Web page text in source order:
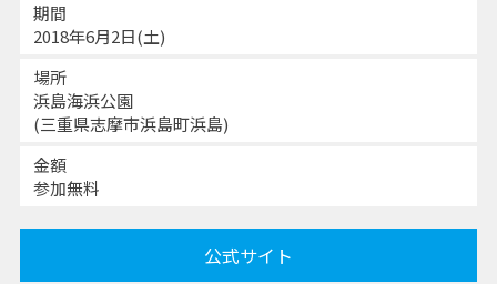
期間
2018年6月2日(土)
場所
浜島海浜公園
(三重県志摩市浜島町浜島)
金額
参加無料
公式サイト